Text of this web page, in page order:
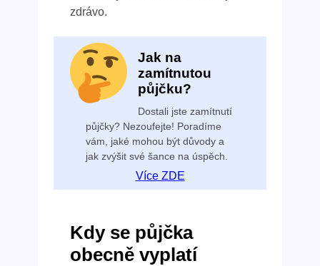
zdrávo.
Jak na
zamítnutou
půjčku?
Dostali jste zamítnutí
půjčky? Nezoufejte! Poradíme
vám, jaké mohou být důvody a
jak zvýšit své šance na úspěch.
Více ZDE
Kdy se půjčka
obecně vyplatí